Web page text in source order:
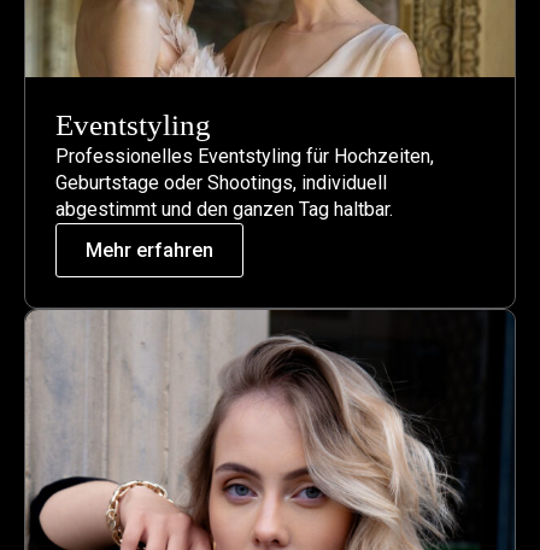
Eventstyling
Professionelles Eventstyling für Hochzeiten,
Geburtstage oder Shootings, individuell
abgestimmt und den ganzen Tag haltbar.
Mehr erfahren